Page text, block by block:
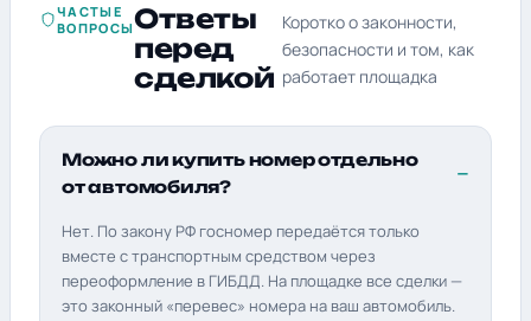
ЧАСТЫЕ
ВОПРОСЫОтветы
перед
сделкой
Коротко о законности,
безопасности и том, как
работает площадка
Можно ли купить номер отдельно
от автомобиля?
Нет. По закону РФ госномер передаётся только
вместе с транспортным средством через
переоформление в ГИБДД. На площадке все сделки —
это законный «перевес» номера на ваш автомобиль.